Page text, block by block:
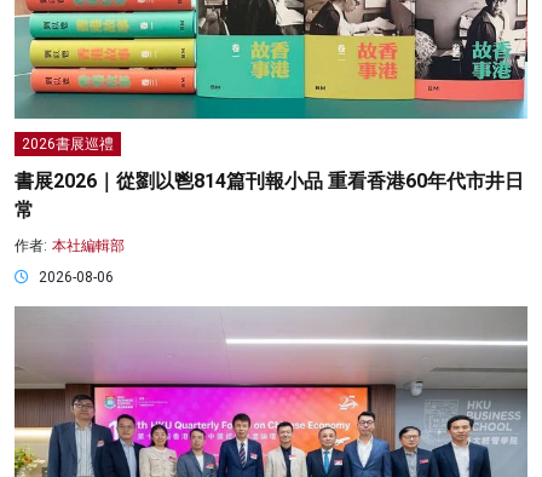
2026書展巡禮
書展2026｜從劉以鬯814篇刊報小品 重看香港60年代市井日
常
作者: 本社編輯部
2026-08-06